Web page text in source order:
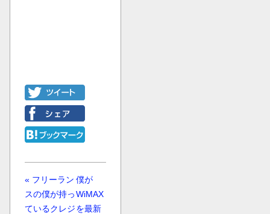
« フリーラン
スの僕が持っ
ているクレジ
僕が
WiMAX
を最新